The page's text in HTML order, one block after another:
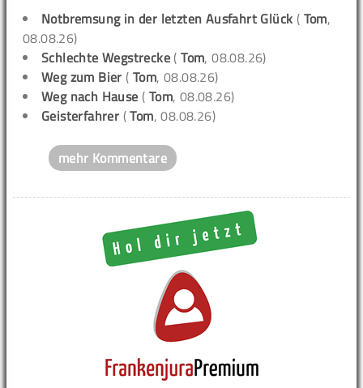
Notbremsung in der letzten Ausfahrt Glück ( Tom,
08.08.26)
Schlechte Wegstrecke (Tom, 08.08.26)
Weg zum Bier (Tom, 08.08.26)
Weg nach Hause ( Tom, 08.08.26)
Geisterfahrer (Tom, 08.08.26)
mehr Kommentare